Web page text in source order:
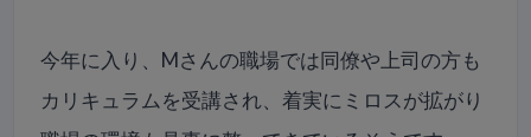
今年に入り、Mさんの職場では同僚や上司の方も
カリキュラムを受講され、着実にミロスが拡がり